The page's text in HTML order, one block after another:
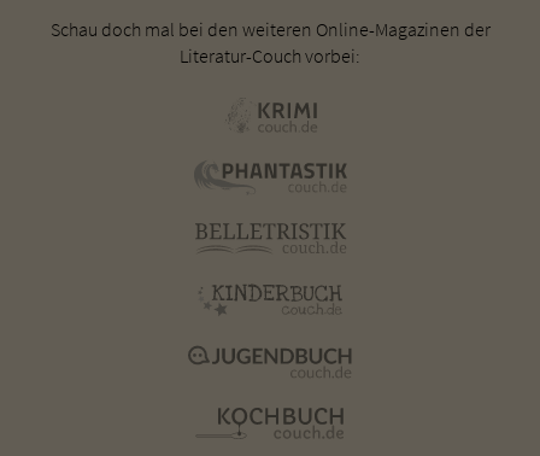
Schau doch mal bei den weiteren Online-Magazinen der
Literatur-Couch vorbei: